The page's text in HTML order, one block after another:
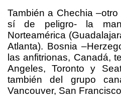
También a Chechia
sí de peligro- la
Norteamérica
Atlanta). Bosnia
las anfitrionas, Canadá,
Angeles, Toronto y
también del grupo
Vancouver, San